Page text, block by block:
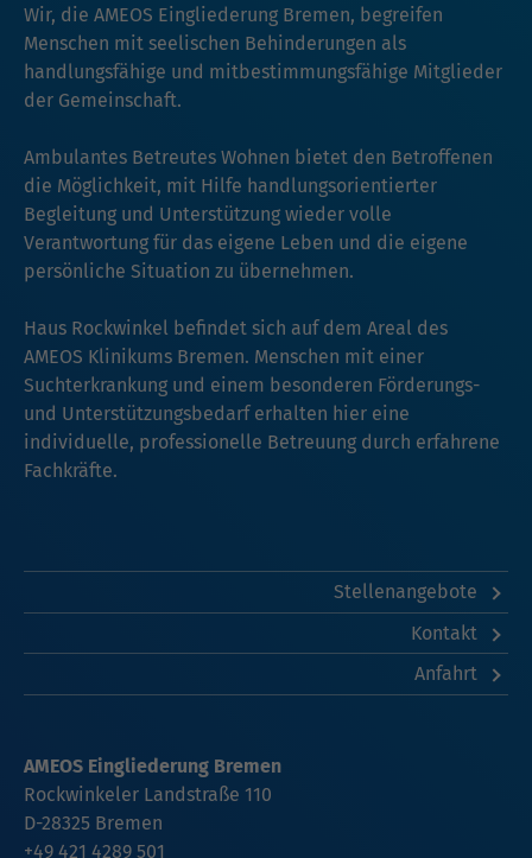
Wir, die AMEOS Eingliederung Bremen, begreifen
Menschen mit seelischen Behinderungen als
handlungsfähige und mitbestimmungsfähige Mitglieder
der Gemeinschaft.
Ambulantes Betreutes Wohnen bietet den Betroffenen
die Möglichkeit, mit Hilfe handlungsorientierter
Begleitung und Unterstützung wieder volle
Verantwortung für das eigene Leben und die eigene
persönliche Situation zu übernehmen.
Haus Rockwinkel befindet sich auf dem Areal des
AMEOS Klinikums Bremen. Menschen mit einer
Suchterkrankung und einem besonderen Förderungs-
und Unterstützungsbedarf erhalten hier eine
individuelle, professionelle Betreuung durch erfahrene
Fachkräfte.
Stellenangebote
Kontakt
Anfahrt
AMEOS Eingliederung Bremen
Rockwinkeler Landstraße 110
D-28325 Bremen
+49 421 4289 501